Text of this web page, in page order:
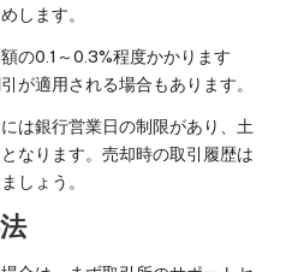
します。
の0.1～0.3%程度かかります
が適用される場合もあります。
は銀行営業日の制限があり、土
なります。売却時の取引履歴は
しょう。